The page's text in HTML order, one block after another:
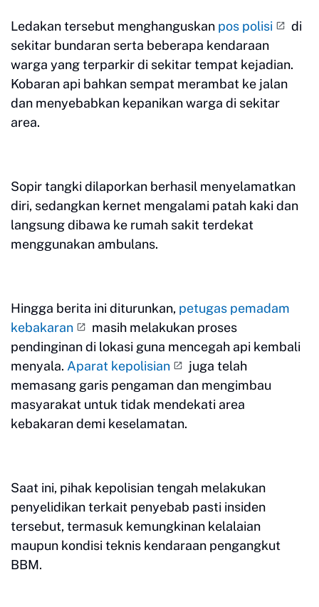
Ledakan tersebut menghanguskan pos polisi
di
sekitar bundaran serta beberapa kendaraan
warga yang terparkir di sekitar tempat kejadian.
Kobaran api bahkan sempat merambat ke jalan
dan menyebabkan kepanikan warga di sekitar
area.
Sopir tangki dilaporkan berhasil menyelamatkan
diri, sedangkan kernet mengalami patah kaki dan
langsung dibawa ke rumah sakit terdekat
menggunakan ambulans.
Hingga berita ini diturunkan, petugas pemadam
kebakaran
masih melakukan proses
pendinginan di lokasi guna mencegah api kembali
menyala. Aparat kepolisian
juga telah
memasang garis pengaman dan mengimbau
masyarakat untuk tidak mendekati area
kebakaran demi keselamatan.
Saat ini, pihak kepolisian tengah melakukan
penyelidikan terkait penyebab pasti insiden
tersebut, termasuk kemungkinan kelalaian
maupun kondisi teknis kendaraan pengangkut
BBM.